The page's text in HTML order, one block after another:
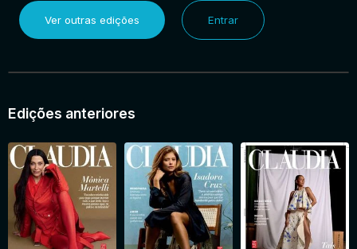
Ver outras edições Entrar
Edições anteriores